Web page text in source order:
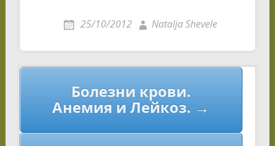
25/10/2012 Natalja Shevele
Навигация
записям
Болезни крови.
Анемия и Лейкоз. →